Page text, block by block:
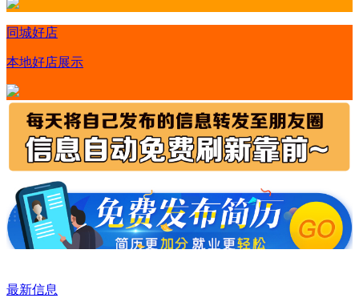
同城好店
本地好店展示
最新信息